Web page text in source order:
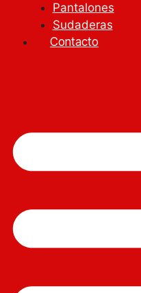
Pantalones
Sudaderas
Contacto